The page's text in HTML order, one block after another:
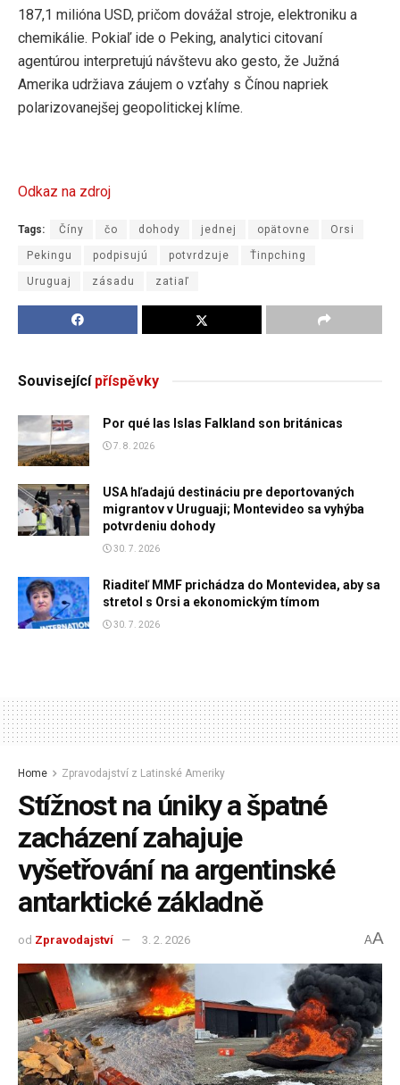
187,1 milióna USD, pričom dovážal stroje, elektroniku a
chemikálie. Pokiaľ ide o Peking, analytici citovaní
agentúrou interpretujú návštevu ako gesto, že Južná
Amerika udržiava záujem o vzťahy s Čínou napriek
polarizovanejšej geopolitickej klíme.
Odkaz na zdroj
Tags: Číny čo dohody jednej opätovne Orsi
Pekingu podpisujú potvrdzuje Ťinpching
Uruguaj zásadu zatiaľ
Souvisejícípříspěvky
Por qué las Islas Falkland son británicas
7. 8. 2026
USA hľadajú destináciu pre deportovaných
migrantov v Uruguaji; Montevideo sa vyhýba
potvrdeniu dohody
30. 7. 2026
Riaditeľ MMF prichádza do Montevidea, aby sa
stretol s Orsi a ekonomickým tímom
30. 7. 2026
Home Zpravodajství z Latinské Ameriky
Stížnost na úniky a špatné
zacházení zahajuje
vyšetřování na argentinské
antarktické základně
od Zpravodajství 3. 2. 2026 AA